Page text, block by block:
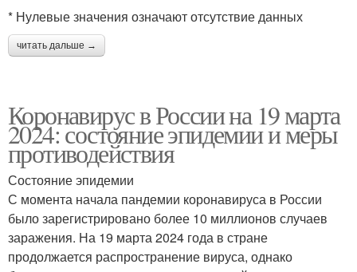
* Нулевые значения означают отсутствие данных
читать дальше →
Коронавирус в России на 19 марта
2024: состояние эпидемии и меры
противодействия
Состояние эпидемии
С момента начала пандемии коронавируса в России
было зарегистрировано более 10 миллионов случаев
заражения. На 19 марта 2024 года в стране
продолжается распространение вируса, однако